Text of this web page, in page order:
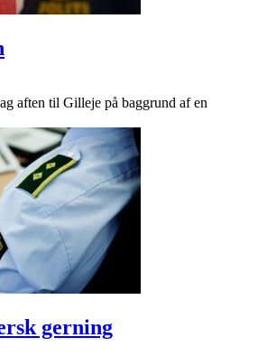
aften til Gilleje på baggrund af en
gerning